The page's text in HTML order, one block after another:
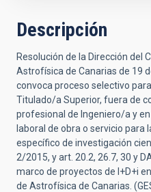
Descripción
Resolución de la Dirección del
Astrofísica de Canarias de 19
convoca proceso selectivo
Titulado/a Superior, fuera de
profesional de Ingeniero/a y
laboral de obra o servicio para
específico de investigación
2/2015, y art. 20.2, 26.7, 30 y
marco de proyectos de I+D+i
de Astrofísica de Canarias.